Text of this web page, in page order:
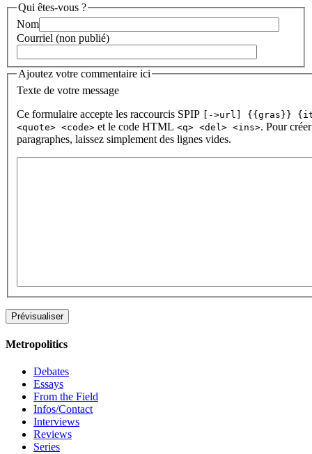
Qui êtes-vous ?
Nom
Courriel (non publié)
Ajoutez votre commentaire ici
Texte de votre message
Ce formulaire accepte les raccourcis SPIP
[->url] {{gras}}
<quote> <code> et le code HTML <q> <del> <ins>. Pour
paragraphes, laissez simplement des lignes vides.
Metropolitics
Debates
Essays
From the Field
Infos/Contact
Interviews
Reviews
Series